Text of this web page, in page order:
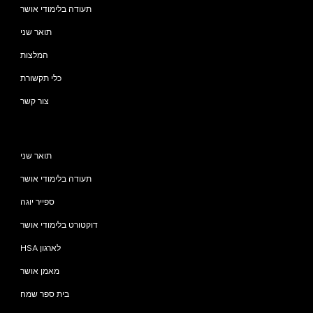
תעודה בלימודי אושר
תואר שני
המלצות
כלי תקשורת
צור קשר
תואר שני
תעודה בלימודי אושר
ספייר יוגה
דוקטורט בלימודי אושר
HSA לארגון
מאמן אושר
בית ספר שמח